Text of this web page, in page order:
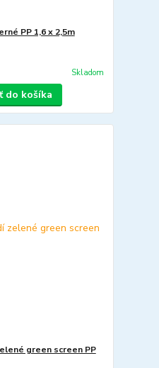
PP 1,6 x 2,5m
Skladom
do košíka
green screen PP